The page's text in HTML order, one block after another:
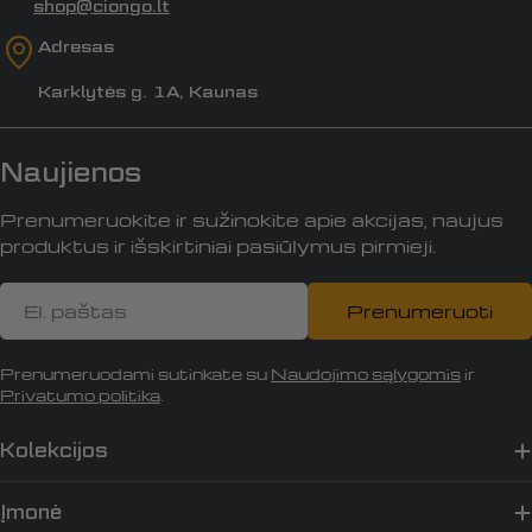
shop@ciongo.lt
Adresas
Karklytės g. 1A, Kaunas
Kolekcijos
Įmonė
Naujienos
Prenumeruokite ir sužinokite apie akcijas, naujus
produktus ir išskirtiniai pasiūlymus pirmieji.
El.
paštas
Prenumeruoti
Prenumeruodami sutinkate su Naudojimo sąlygomis ir
Privatumo politika